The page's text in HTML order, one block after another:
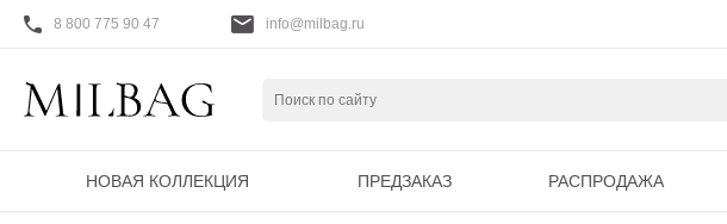
8 800 775 90 47 info@milbag.ru
НОВАЯ КОЛЛЕКЦИЯ ПРЕДЗАКАЗ РАСПРОДАЖА